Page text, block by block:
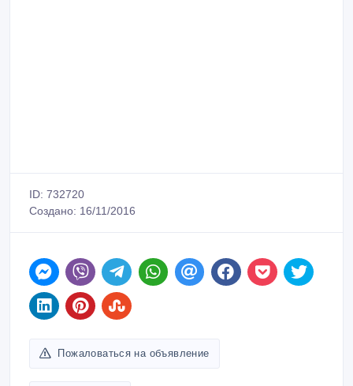
ID: 732720
Создано: 16/11/2016
Пожаловаться на объявление